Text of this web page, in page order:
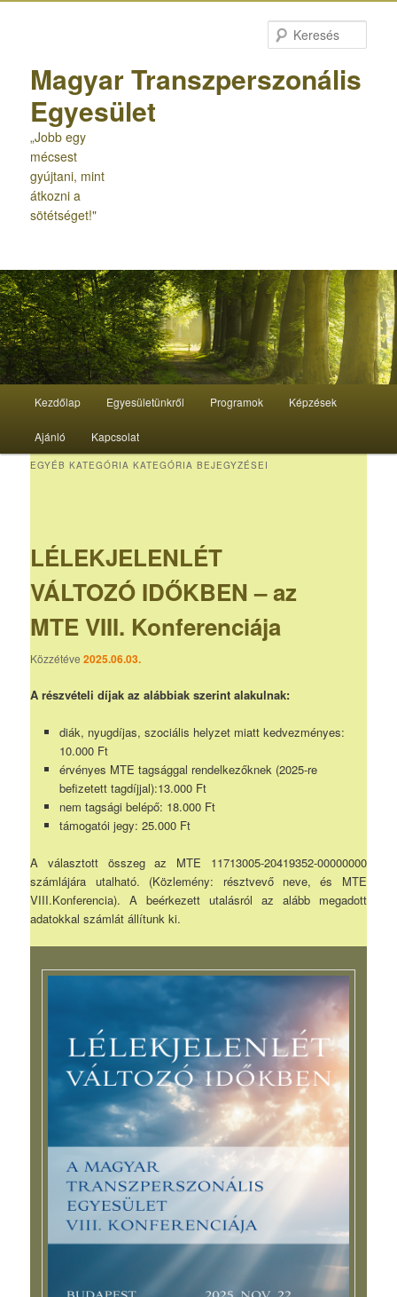
Magyar Transzperszonális
Egyesület
„Jobb egy
mécsest
gyújtani, mint
átkozni a
sötétséget!"
Kezdőlap Egyesületünkről Programok Képzések
Ajánló Kapcsolat
EGYÉB KATEGÓRIA KATEGÓRIA BEJEGYZÉSEI
LÉLEKJELENLÉT
VÁLTOZÓ IDŐKBEN – az
MTE VIII. Konferenciája
Közzétéve2025.06.03.
A részvételi díjak az alábbiak szerint alakulnak:
diák, nyugdíjas, szociális helyzet miatt kedvezményes:
10.000 Ft
érvényes MTE tagsággal rendelkezőknek (2025-re
befizetett tagdíjjal):13.000 Ft
nem tagsági belépő: 18.000 Ft
támogatói jegy: 25.000 Ft
A választott összeg az MTE 11713005-20419352-00000000
számlájára utalható. (Közlemény: résztvevő neve, és MTE
VIII.Konferencia). A beérkezett utalásról az alább megadott
adatokkal számlát állítunk ki.